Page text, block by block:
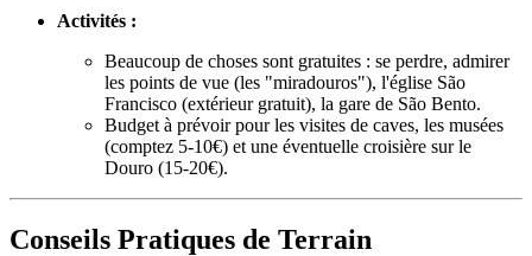
Activités :
Beaucoup de choses sont gratuites : se perdre, admirer
les points de vue (les "miradouros"), l'église São
Francisco (extérieur gratuit), la gare de São Bento.
Budget à prévoir pour les visites de caves, les musées
(comptez 5-10€) et une éventuelle croisière sur le
Douro (15-20€).
Conseils Pratiques de Terrain